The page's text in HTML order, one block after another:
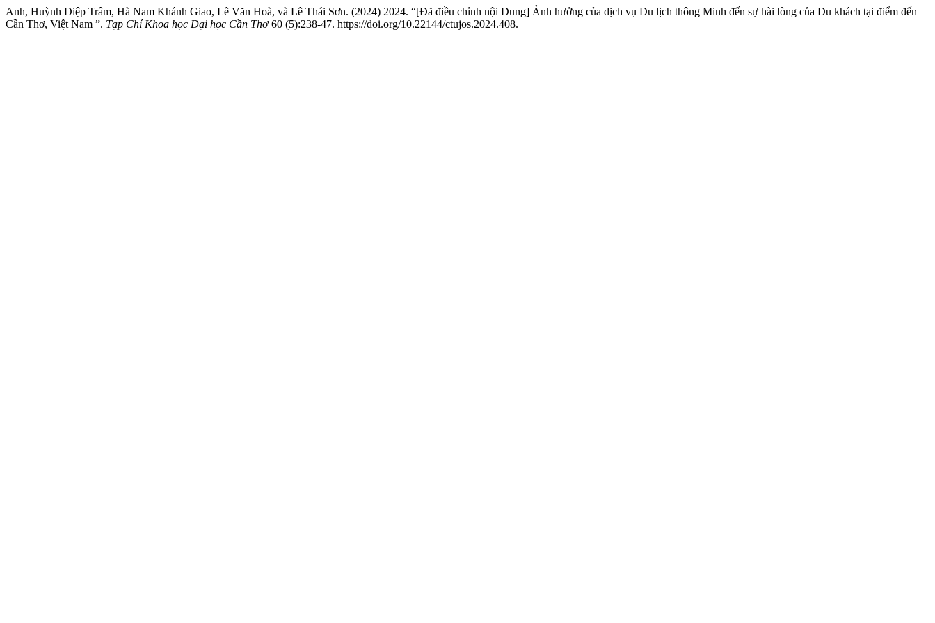
Anh, Huỳnh Diệp Trâm, Hà Nam Khánh Giao, Lê Văn Hoà, và Lê Thái Sơn. (2024) 2024. “[Đã điều chỉnh nội Dung] Ảnh hưởng của dịch vụ Du lịch thông Minh đến sự hài lòng của Du khách tại điểm đến
Cần Thơ, Việt Nam ”. Tạp Chí Khoa học Đại học Cần Thơ60 (5):238-47. https://doi.org/10.22144/ctujos.2024.408.